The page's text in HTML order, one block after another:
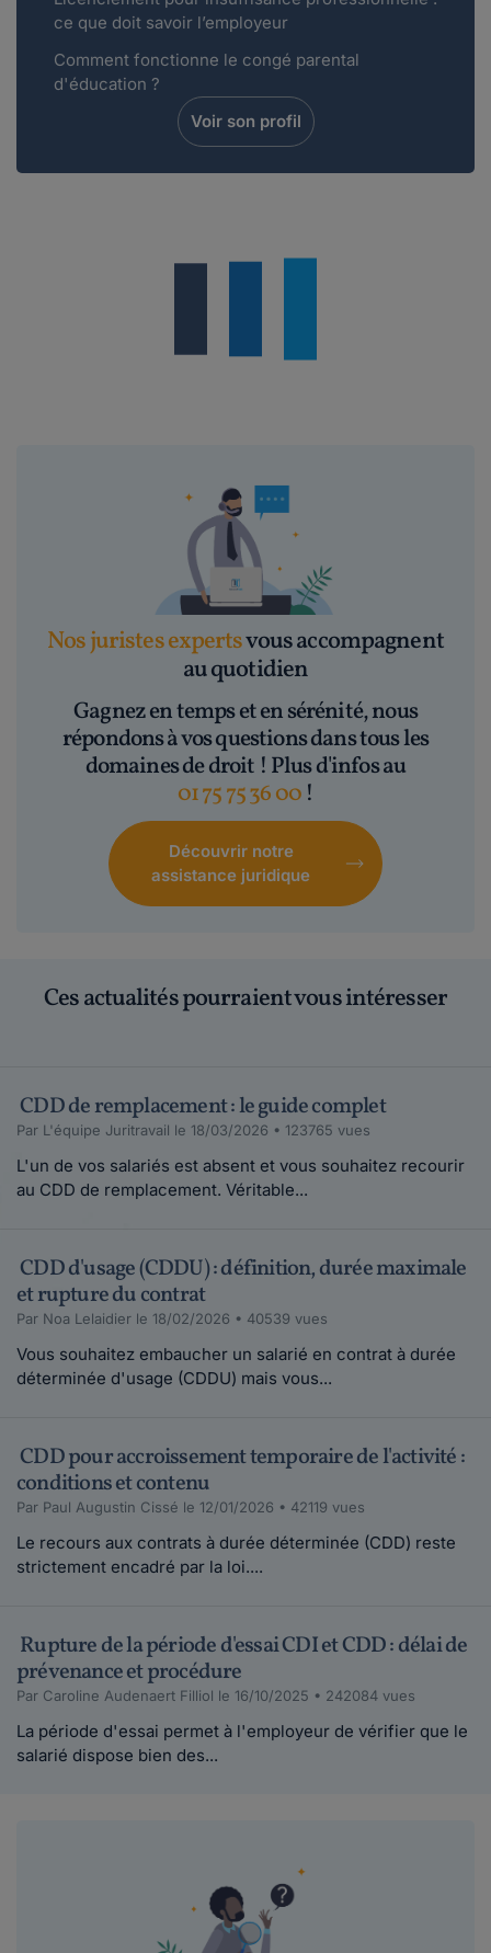
ce que doit savoir l’employeur
Comment fonctionne le congé parental
d'éducation ?
Voir son profil
Nos juristes expertsvous accompagnent
au quotidien
Gagnez en temps et en sérénité, nous
répondons à vos questions dans tous les
domaines de droit ! Plus d'infos au
01 75 75 36 00 !
Découvrir notre
assistance juridique
Ces actualités pourraient vous intéresser
CDD de remplacement : le guide complet
Par L'équipe Juritravail le 18/03/2026 • 123765 vues
L'un de vos salariés est absent et vous souhaitez recourir
au CDD de remplacement. Véritable...
CDD d'usage (CDDU) : définition, durée maximale
et rupture du contrat
Par Noa Lelaidier le 18/02/2026 • 40539 vues
Vous souhaitez embaucher un salarié en contrat à durée
déterminée d'usage (CDDU) mais vous...
CDD pour accroissement temporaire de l'activité :
conditions et contenu
Par Paul Augustin Cissé le 12/01/2026 • 42119 vues
Le recours aux contrats à durée déterminée (CDD) reste
strictement encadré par la loi....
Rupture de la période d'essai CDI et CDD : délai de
prévenance et procédure
Par Caroline Audenaert Filliol le 16/10/2025 • 242084 vues
La période d'essai permet à l'employeur de vérifier que le
salarié dispose bien des...